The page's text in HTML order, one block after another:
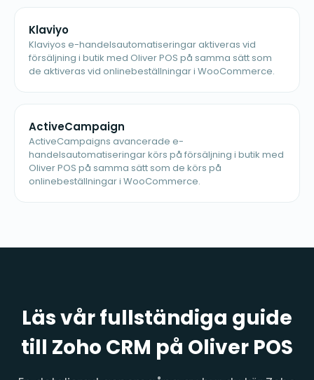
Klaviyo
Klaviyos e-handelsautomatiseringar aktiveras vid
försäljning i butik med Oliver POS på samma sätt som
de aktiveras vid onlinebeställningar i WooCommerce.
ActiveCampaign
ActiveCampaigns avancerade e-
handelsautomatiseringar körs på försäljning i butik med
Oliver POS på samma sätt som de körs på
onlinebeställningar i WooCommerce.
Läs vår fullständiga guide
till Zoho CRM på Oliver POS